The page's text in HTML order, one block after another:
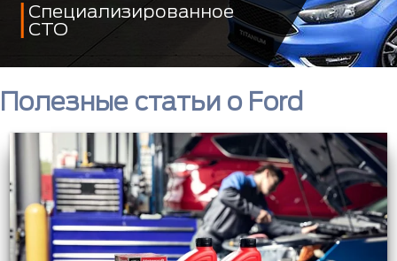
Специализированное
СТО
Полезные статьи о Ford